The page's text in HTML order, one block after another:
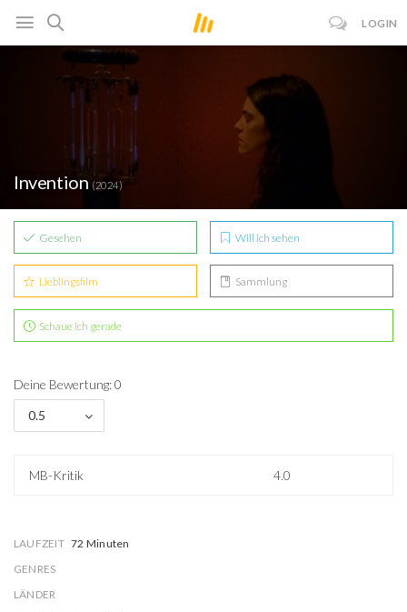
LOGIN
Invention(2024)
Gesehen Will ich sehen
Lieblingsfilm Sammlung
Schaue ich gerade
Deine Bewertung: 0
0.5
MB-Kritik 4.0
LAUFZEIT 72 Minuten
GENRES
LÄNDER